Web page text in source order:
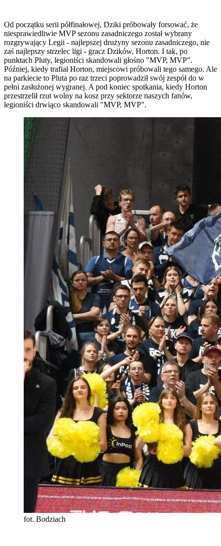
Od początku serii półfinałowej, Dziki próbowały forsować, że
niesprawiedliwie MVP sezonu zasadniczego został wybrany
rozgrywający Legii - najlepszej drużyny sezonu zasadniczego, nie
zaś najlepszy strzelec ligi - gracz Dzików, Horton. I tak, po
punktach Pluty, legioniści skandowali głośno "MVP, MVP".
Później, kiedy trafiał Horton, miejscowi próbowali tego samego. Ale
na parkiecie to Pluta po raz trzeci poprowadził swój zespół do w
pełni zasłużonej wygranej. A pod koniec spotkania, kiedy Horton
przestrzelił rzut wolny na kosz przy sektorze naszych fanów,
legioniści drwiąco skandowali "MVP, MVP".
fot. Bodziach